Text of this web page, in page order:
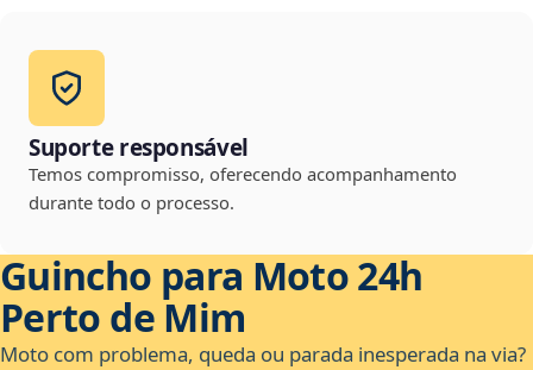
Suporte responsável
Temos compromisso, oferecendo acompanhamento
durante todo o processo.
Guincho para Moto 24h
Perto de Mim
Moto com problema, queda ou parada inesperada na via?